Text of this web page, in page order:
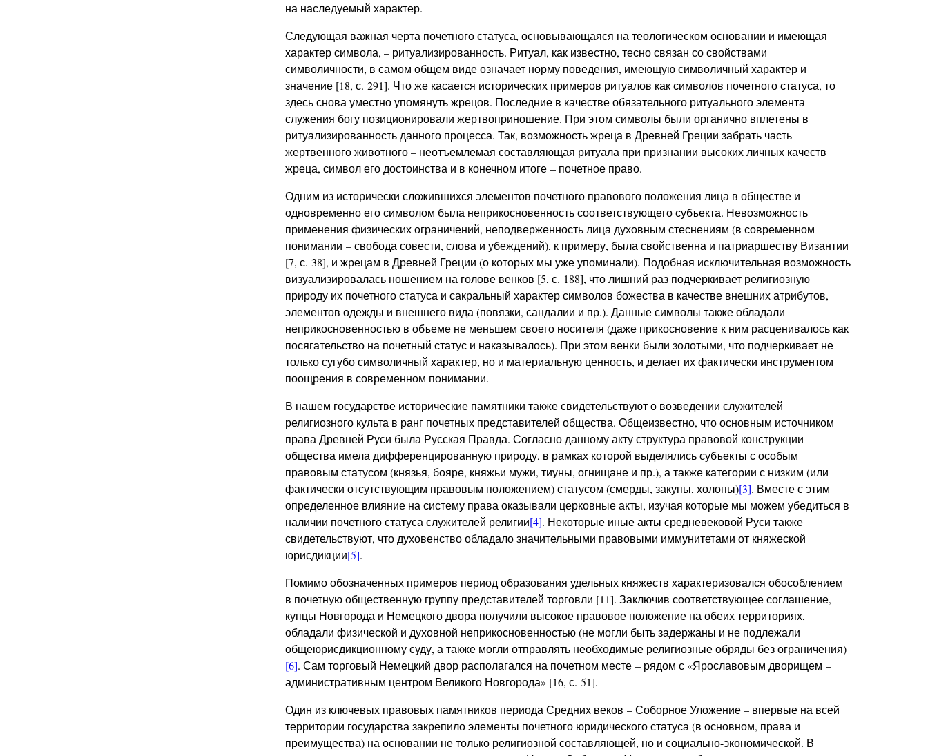
на наследуемый характер.
Следующая важная черта почетного статуса, основывающаяся на теологическом основании и имеющая
характер символа, – ритуализированность. Ритуал, как известно, тесно связан со свойствами
символичности, в самом общем виде означает норму поведения, имеющую символичный характер и
значение [18, с. 291]. Что же касается исторических примеров ритуалов как символов почетного статуса, то
здесь снова уместно упомянуть жрецов. Последние в качестве обязательного ритуального элемента
служения богу позиционировали жертвоприношение. При этом символы были органично вплетены в
ритуализированность данного процесса. Так, возможность жреца в Древней Греции забрать часть
жертвенного животного – неотъемлемая составляющая ритуала при признании высоких личных качеств
жреца, символ его достоинства и в конечном итоге – почетное право.
Одним из исторически сложившихся элементов почетного правового положения лица в обществе и
одновременно его символом была неприкосновенность соответствующего субъекта. Невозможность
применения физических ограничений, неподверженность лица духовным стеснениям (в современном
понимании – свобода совести, слова и убеждений), к примеру, была свойственна и патриаршеству Византии
[7, с. 38], и жрецам в Древней Греции (о которых мы уже упоминали). Подобная исключительная возможность
визуализировалась ношением на голове венков [5, с. 188], что лишний раз подчеркивает религиозную
природу их почетного статуса и сакральный характер символов божества в качестве внешних атрибутов,
элементов одежды и внешнего вида (повязки, сандалии и пр.). Данные символы также обладали
неприкосновенностью в объеме не меньшем своего носителя (даже прикосновение к ним расценивалось как
посягательство на почетный статус и наказывалось). При этом венки были золотыми, что подчеркивает не
только сугубо символичный характер, но и материальную ценность, и делает их фактически инструментом
поощрения в современном понимании.
В нашем государстве исторические памятники также свидетельствуют о возведении служителей
религиозного культа в ранг почетных представителей общества. Общеизвестно, что основным источником
права Древней Руси была Русская Правда. Согласно данному акту структура правовой конструкции
общества имела дифференцированную природу, в рамках которой выделялись субъекты с особым
правовым статусом (князья, бояре, княжьи мужи, тиуны, огнищане и пр.), а также категории с низким (или
фактически отсутствующим правовым положением) статусом (смерды, закупы, холопы)[3]. Вместе с этим
определенное влияние на систему права оказывали церковные акты, изучая которые мы можем убедиться в
наличии почетного статуса служителей религии[4]. Некоторые иные акты средневековой Руси также
свидетельствуют, что духовенство обладало значительными правовыми иммунитетами от княжеской
юрисдикции[5].
Помимо обозначенных примеров период образования удельных княжеств характеризовался обособлением
в почетную общественную группу представителей торговли [11]. Заключив соответствующее соглашение,
купцы Новгорода и Немецкого двора получили высокое правовое положение на обеих территориях,
обладали физической и духовной неприкосновенностью (не могли быть задержаны и не подлежали
общеюрисдикционному суду, а также могли отправлять необходимые религиозные обряды без ограничения)
[6]. Сам торговый Немецкий двор располагался на почетном месте – рядом с «Ярославовым дворищем –
административным центром Великого Новгорода» [16, с. 51].
Один из ключевых правовых памятников периода Средних веков – Соборное Уложение – впервые на всей
территории государства закрепило элементы почетного юридического статуса (в основном, права и
преимущества) на основании не только религиозной составляющей, но и социально-экономической. В